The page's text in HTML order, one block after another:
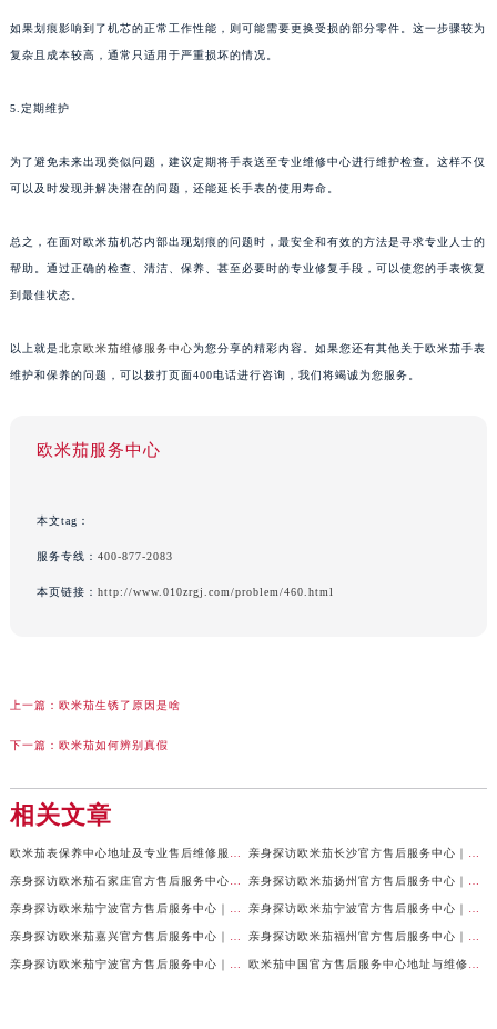
如果划痕影响到了机芯的正常工作性能，则可能需要更换受损的部分零件。这一步骤较为
复杂且成本较高，通常只适用于严重损坏的情况。
5.定期维护
为了避免未来出现类似问题，建议定期将手表送至专业维修中心进行维护检查。这样不仅
可以及时发现并解决潜在的问题，还能延长手表的使用寿命。
总之，在面对欧米茄机芯内部出现划痕的问题时，最安全和有效的方法是寻求专业人士的
帮助。通过正确的检查、清洁、保养、甚至必要时的专业修复手段，可以使您的手表恢复
到最佳状态。
以上就是北京欧米茄维修服务中心为您分享的精彩内容。如果您还有其他关于欧米茄手表
维护和保养的问题，可以拨打页面400电话进行咨询，我们将竭诚为您服务。
欧米茄服务中心
本文tag：
服务专线： 400-877-2083
本页链接： http://www.010zrgj.com/problem/460.html
上一篇： 欧米茄生锈了原因是啥
下一篇： 欧米茄如何辨别真假
相关文章